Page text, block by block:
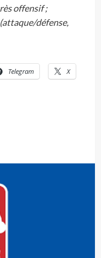
offensif ;
défense,
Telegram X